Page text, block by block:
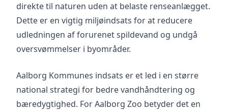
direkte til naturen uden at belaste renseanlægget.
Dette er en vigtig miljøindsats for at reducere
udledningen af forurenet spildevand og undgå
oversvømmelser i byområder.
Aalborg Kommunes indsats er et led i en større
national strategi for bedre vandhåndtering og
bæredygtighed. For Aalborg Zoo betyder det en